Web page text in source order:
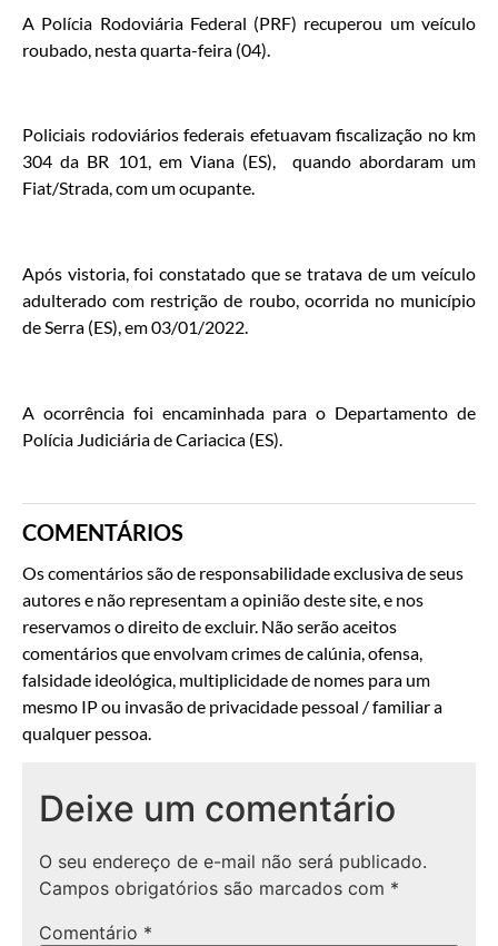
A Polícia Rodoviária Federal (PRF) recuperou um veículo
roubado, nesta quarta-feira (04).
Policiais rodoviários federais efetuavam fiscalização no km
304 da BR 101, em Viana (ES), quando abordaram um
Fiat/Strada, com um ocupante.
Após vistoria, foi constatado que se tratava de um veículo
adulterado com restrição de roubo, ocorrida no município
de Serra (ES), em 03/01/2022.
A ocorrência foi encaminhada para o Departamento de
Polícia Judiciária de Cariacica (ES).
COMENTÁRIOS
Os comentários são de responsabilidade exclusiva de seus
autores e não representam a opinião deste site, e nos
reservamos o direito de excluir. Não serão aceitos
comentários que envolvam crimes de calúnia, ofensa,
falsidade ideológica, multiplicidade de nomes para um
mesmo IP ou invasão de privacidade pessoal / familiar a
qualquer pessoa.
Deixe um comentário
O seu endereço de e-mail não será publicado.
Campos obrigatórios são marcados com *
Comentário *